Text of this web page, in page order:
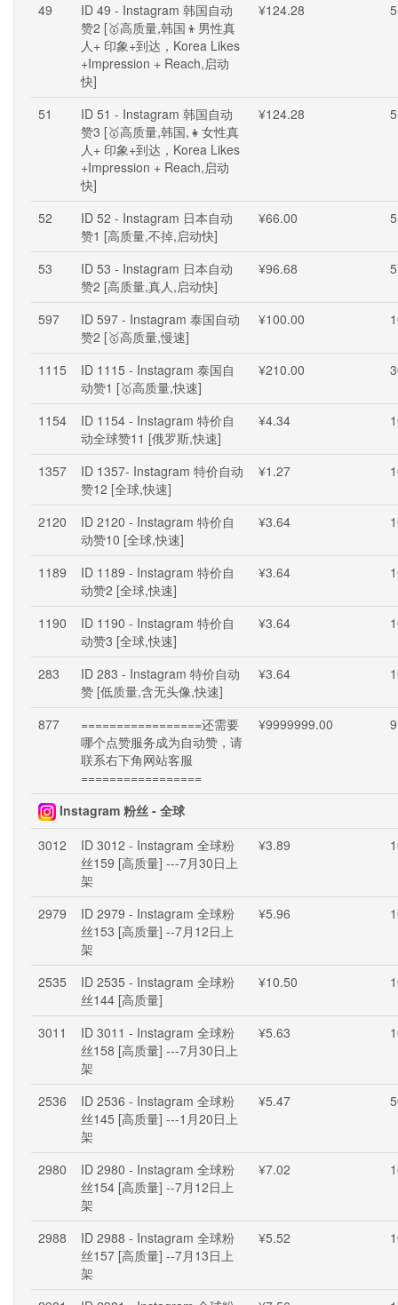
49
ID 49 - Instagram 韩国自动
赞2 [🥇高质量,韩国👦男性真
人+ 印象+到达，Korea Likes
+Impression + Reach,启动
快]
¥124.28 5
51
ID 51 - Instagram 韩国自动
赞3 [🥇高质量,韩国,👧女性真
人+ 印象+到达，Korea Likes
+Impression + Reach,启动
快]
¥124.28 5
52
ID 52 - Instagram 日本自动
赞1 [高质量,不掉,启动快]
¥66.00 5
53
ID 53 - Instagram 日本自动
赞2 [高质量,真人,启动快]
¥96.68 5
597
ID 597 - Instagram 泰国自动
赞2 [🥇高质量,慢速]
¥100.00
1115
ID 1115 - Instagram 泰国自
动赞1 [🥇高质量,快速]
¥210.00
1154
ID 1154 - Instagram 特价自
动全球赞11 [俄罗斯,快速]
¥4.34
1357
ID 1357- Instagram 特价自动
赞12 [全球,快速]
¥1.27
2120
ID 2120 - Instagram 特价自
动赞10 [全球,快速]
¥3.64
1189
ID 1189 - Instagram 特价自
动赞2 [全球,快速]
¥3.64
1190
ID 1190 - Instagram 特价自
动赞3 [全球,快速]
¥3.64
283
ID 283 - Instagram 特价自动
赞 [低质量,含无头像,快速]
¥3.64
877
=================还需要
哪个点赞服务成为自动赞，请
联系右下角网站客服
=================
¥9999999.00
Instagram 粉丝 - 全球
3012
ID 3012 - Instagram 全球粉
丝159 [高质量] ---7月30日上
架
¥3.89
2979
ID 2979 - Instagram 全球粉
丝153 [高质量] --7月12日上
架
¥5.96
2535
ID 2535 - Instagram 全球粉
丝144 [高质量]
¥10.50
3011
ID 3011 - Instagram 全球粉
丝158 [高质量] ---7月30日上
架
¥5.63
2536
ID 2536 - Instagram 全球粉
丝145 [高质量] ---1月20日上
架
¥5.47
2980
ID 2980 - Instagram 全球粉
丝154 [高质量] --7月12日上
架
¥7.02
2988
ID 2988 - Instagram 全球粉
丝157 [高质量] --7月13日上
架
¥5.52